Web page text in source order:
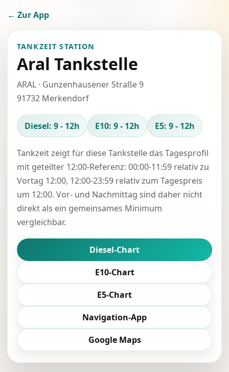
← Zur App
TANKZEIT STATION
Aral Tankstelle
ARAL · Gunzenhausener Straße 9
91732 Merkendorf
Diesel: 9 - 12h E10: 9 - 12h E5: 9 - 12h
Tankzeit zeigt für diese Tankstelle das Tagesprofil
mit geteilter 12:00-Referenz: 00:00-11:59 relativ zu
Vortag 12:00, 12:00-23:59 relativ zum Tagespreis
um 12:00. Vor- und Nachmittag sind daher nicht
direkt als ein gemeinsames Minimum
vergleichbar.
Diesel-Chart
E10-Chart
E5-Chart
Navigation-App
Google Maps